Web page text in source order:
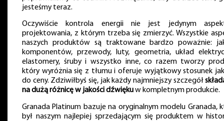
jesteśmy teraz.
Oczywiście kontrola energii nie jest jedynym
projektowania, z którym trzeba się zmierzyć. Wszystkie
naszych produktów są traktowane bardzo poważnie:
komponentów, przewody, luty, geometria, układ
elastomery, śruby i wszystko inne, co razem tworzy
który wyróżnia się z tłumu i oferuje wyjątkowy stosunek
do ceny. Zdziwiłbyś się, jak każdy najmniejszy szczegół
na dużą różnicę w jakości dźwiękuw kompletnym produkcie.
Granada Platinum bazuje na oryginalnym modelu Granada,
był naszym najlepiej sprzedającym się produktem w